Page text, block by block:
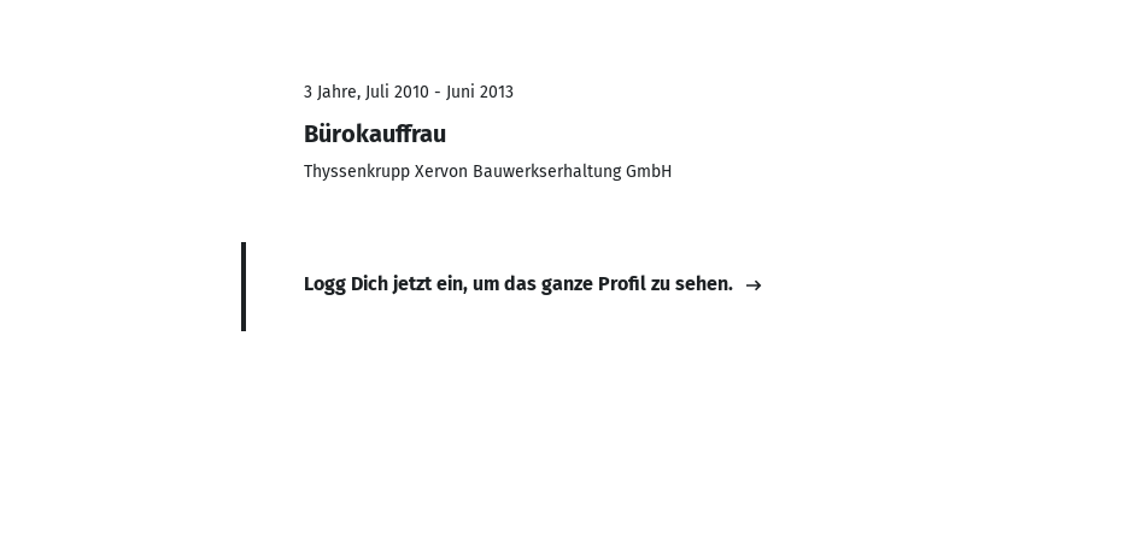
3 Jahre, Juli 2010 - Juni 2013
Bürokauffrau
Thyssenkrupp Xervon Bauwerkserhaltung GmbH
Logg Dich jetzt ein, um das ganze Profil zu sehen.